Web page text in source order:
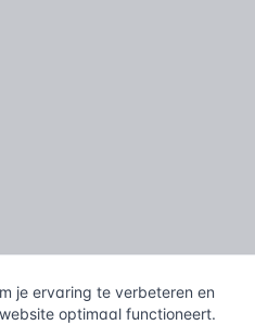
je ervaring te verbeteren en
optimaal functioneert.